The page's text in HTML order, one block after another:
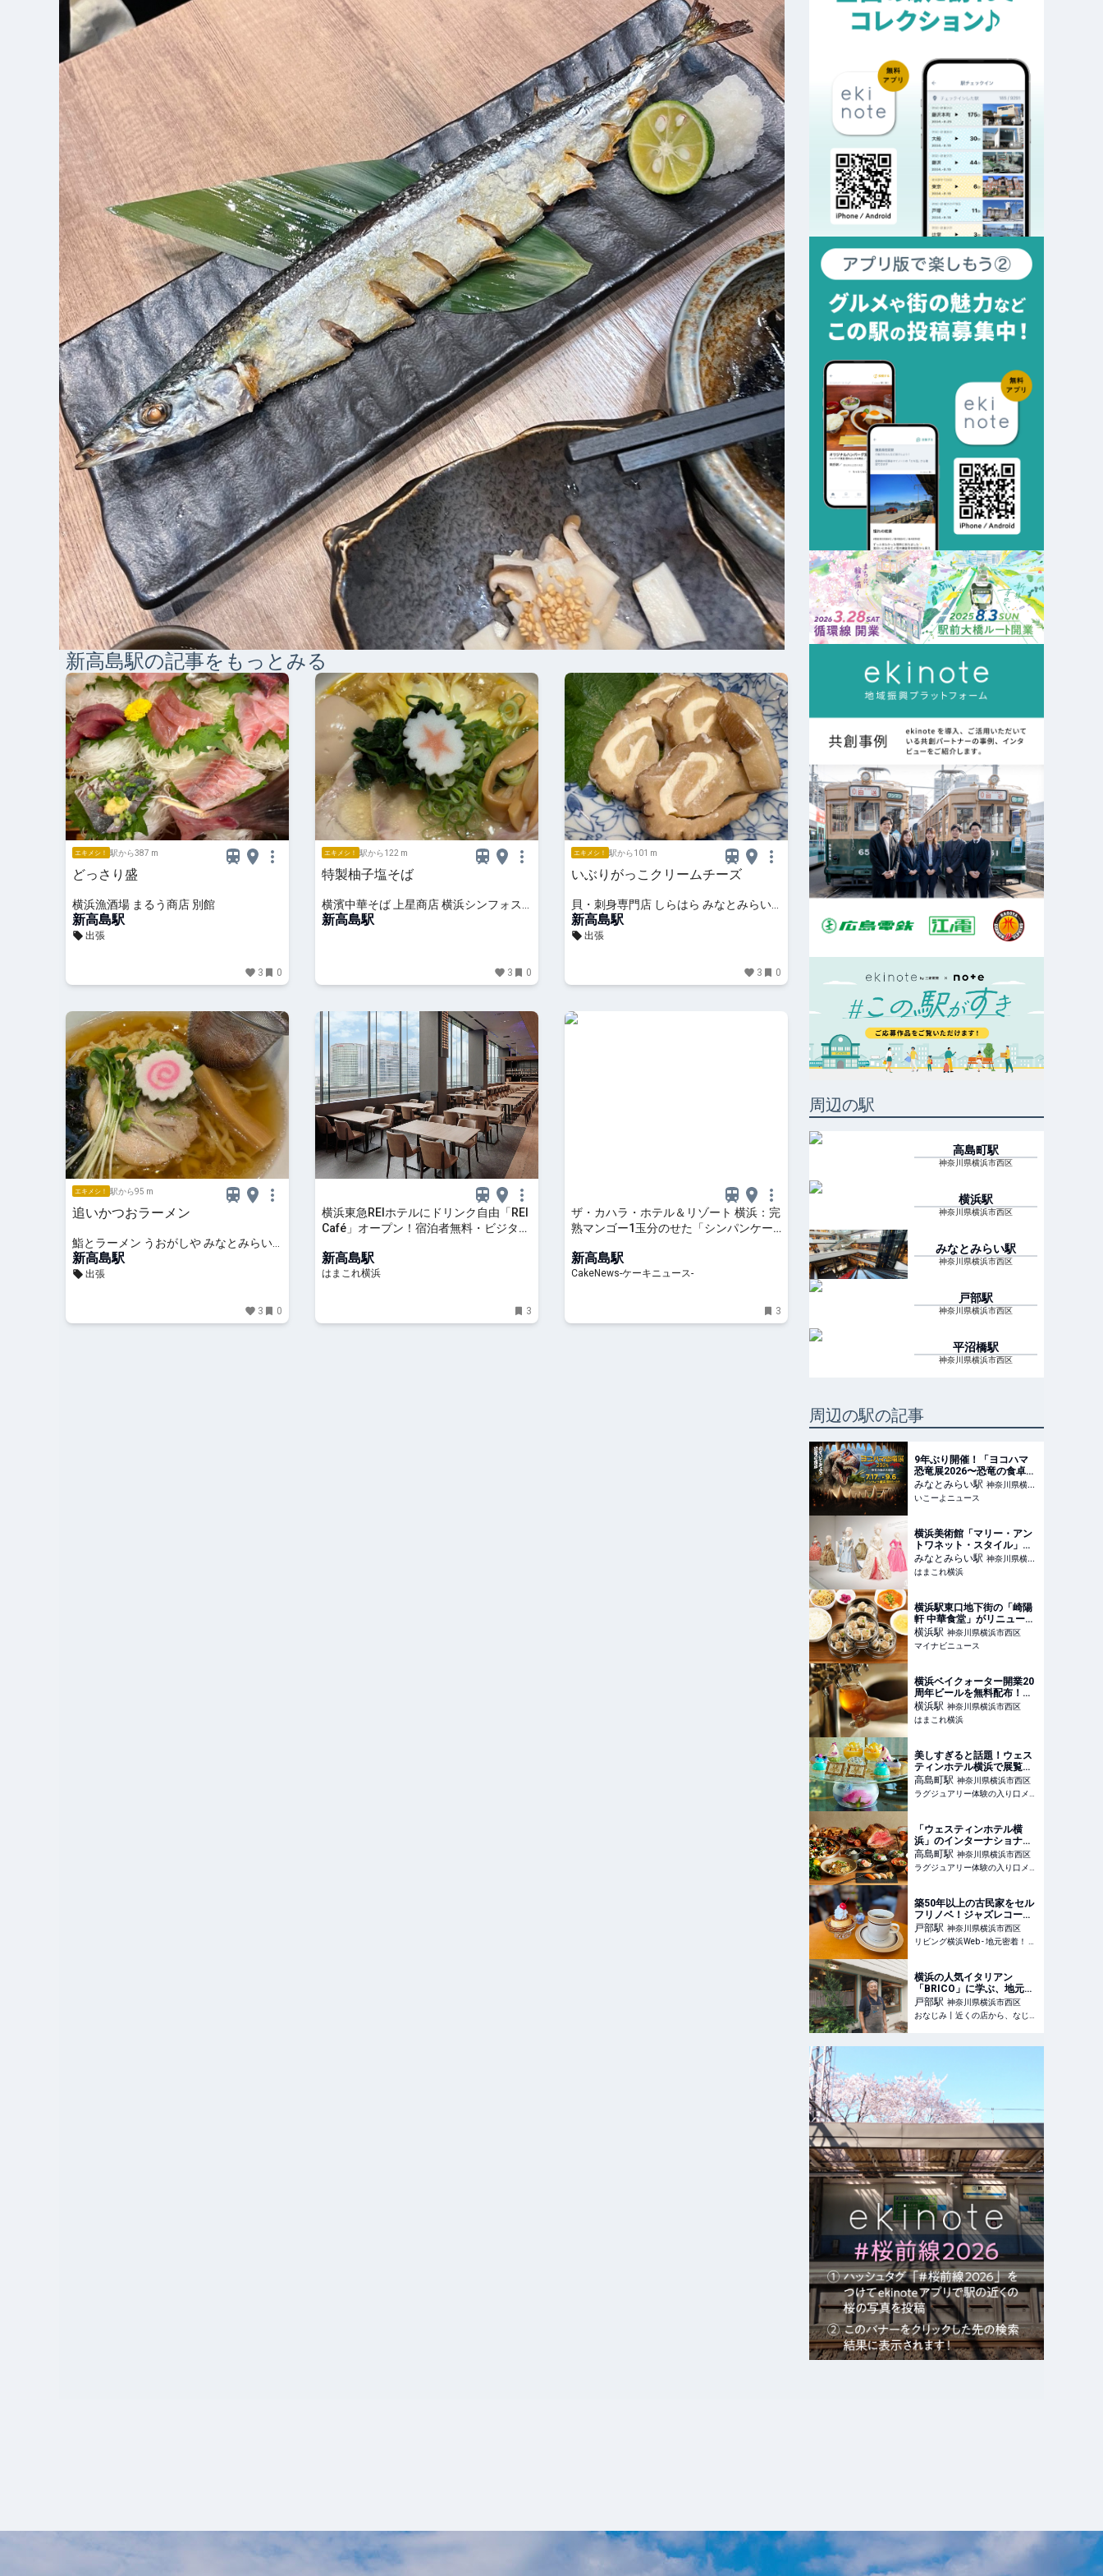
新高島駅の記事をもっとみる
エキメシ！ 駅から387 m
どっさり盛
横浜漁酒場 まるう商店 別館
新高島駅
出張
3 0
エキメシ！ 駅から122 m
特製柚子塩そば
横濱中華そば 上星商店 横浜シンフォス
テージ店
新高島駅
3 0
エキメシ！ 駅から101 m
いぶりがっこクリームチーズ
貝・刺身専門店 しらはら みなとみらい
一番街
新高島駅
出張
3 0
エキメシ！ 駅から95 m
追いかつおラーメン
鮨とラーメン うおがしや みなとみらい
一番街
新高島駅
出張
3 0
横浜東急REIホテルにドリンク自由「REI
Café」オープン！宿泊者無料・ビジター
新高島駅
はまこれ横浜
3
ザ・カハラ・ホテル＆リゾート 横浜：完
熟マンゴー1玉分のせた「シンパンケー
り4ヵ月展開
新高島駅
CakeNews-ケーキニュース-
3
周辺の駅
高島町駅
神奈川県横浜市西区
横浜駅
神奈川県横浜市西区
みなとみらい駅
神奈川県横浜市西区
戸部駅
神奈川県横浜市西区
平沼橋駅
神奈川県横浜市西区
周辺の駅の記事
9年ぶり開催！「ヨコハマ
恐竜展2026〜恐竜の食卓大
図鑑〜」がパシフィコ横浜
で7月開幕
みなとみらい駅 神奈川県横浜
市西区
いこーよニュース
横浜美術館「マリー・アン
トワネット・スタイル」王
妃のドレスや宝飾など一挙
公開！国内唯一の世界巡回
展 | はまこれ横浜
みなとみらい駅 神奈川県横浜
市西区
はまこれ横浜
横浜駅東口地下街の「崎陽
軒 中華食堂」がリニューア
ル - 客席面積を拡張、新メ
ニュー「シウマイ大満足定
食」も
横浜駅 神奈川県横浜市西区
マイナビニュース
横浜ベイクォーター開業20
周年ビールを無料配布！横
浜ビールによる限定醸造、
館内一部店舗で樽生も | は
まこれ横浜
横浜駅 神奈川県横浜市西区
はまこれ横浜
美しすぎると話題！ウェス
ティンホテル横浜で展覧会
「マリー・アントワネッ
ト・スタイル」とコラボし
たアフタヌーンティーが開
高島町駅 神奈川県横浜市西区
ラグジュアリー体験の入り口メディア
「ウェスティンホテル横
浜」のインターナショナル
ビュッフェレストランがオ
ープン1周年！記念ビュッ
フェを堪能
高島町駅 神奈川県横浜市西区
ラグジュアリー体験の入り口メディア
築50年以上の古民家をセル
フリノベ！ジャズレコード
が流れるカフェ【SOM
COFFEE（ソムコーヒー）
＠戸部】横浜古民家カフェ
戸部駅 神奈川県横浜市西区
リビング横浜Web - 地元密着！ 横浜、元町・中華街、みなとみらいほかのグルメ、イベント、お出かけ、習い事情報
横浜の人気イタリアン
「BRICO」に学ぶ、地元客
の巻き込み方。LINEを読ん
で「思い出してもらう」た
めにやったこと - おなじみ
店へ。
戸部駅 神奈川県横浜市西区
おなじみ丨近くの店から、なじみの店へ。